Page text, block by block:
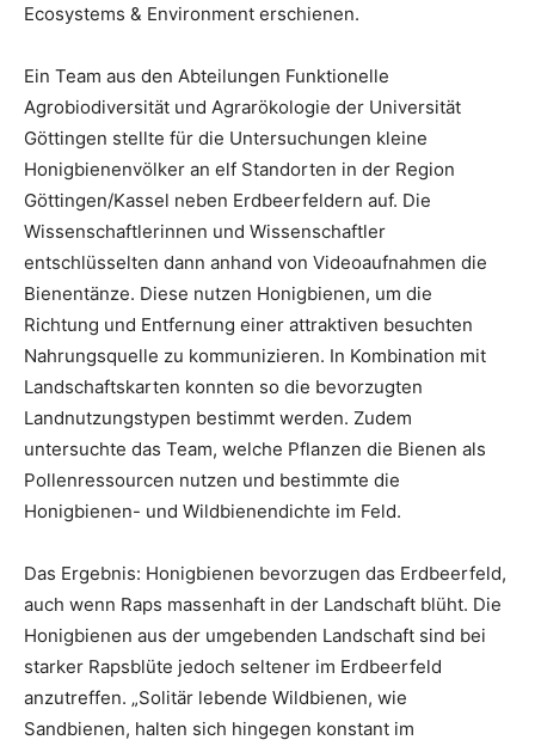
Ecosystems & Environment erschienen.
Ein Team aus den Abteilungen Funktionelle
Agrobiodiversität und Agrarökologie der Universität
Göttingen stellte für die Untersuchungen kleine
Honigbienenvölker an elf Standorten in der Region
Göttingen/Kassel neben Erdbeerfeldern auf. Die
Wissenschaftlerinnen und Wissenschaftler
entschlüsselten dann anhand von Videoaufnahmen die
Bienentänze. Diese nutzen Honigbienen, um die
Richtung und Entfernung einer attraktiven besuchten
Nahrungsquelle zu kommunizieren. In Kombination mit
Landschaftskarten konnten so die bevorzugten
Landnutzungstypen bestimmt werden. Zudem
untersuchte das Team, welche Pflanzen die Bienen als
Pollenressourcen nutzen und bestimmte die
Honigbienen- und Wildbienendichte im Feld.
Das Ergebnis: Honigbienen bevorzugen das Erdbeerfeld,
auch wenn Raps massenhaft in der Landschaft blüht. Die
Honigbienen aus der umgebenden Landschaft sind bei
starker Rapsblüte jedoch seltener im Erdbeerfeld
anzutreffen. „Solitär lebende Wildbienen, wie
Sandbienen, halten sich hingegen konstant im